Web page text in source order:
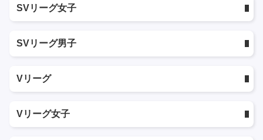
SVリーグ女子
SVリーグ男子
Vリーグ
Vリーグ女子